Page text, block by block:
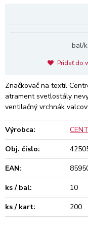
bal/
Pridať do
Značkovač na textil
atrament svetlostály
ventilačný vrchnák
Výrobca:
Obj. čislo:
EAN:
ks / bal:
10
ks / kart:
200